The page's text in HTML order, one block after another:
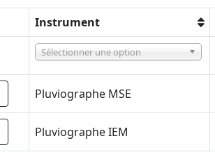
Instrument
Sélectionner une option
Pluviographe MSE
Pluviographe IEM